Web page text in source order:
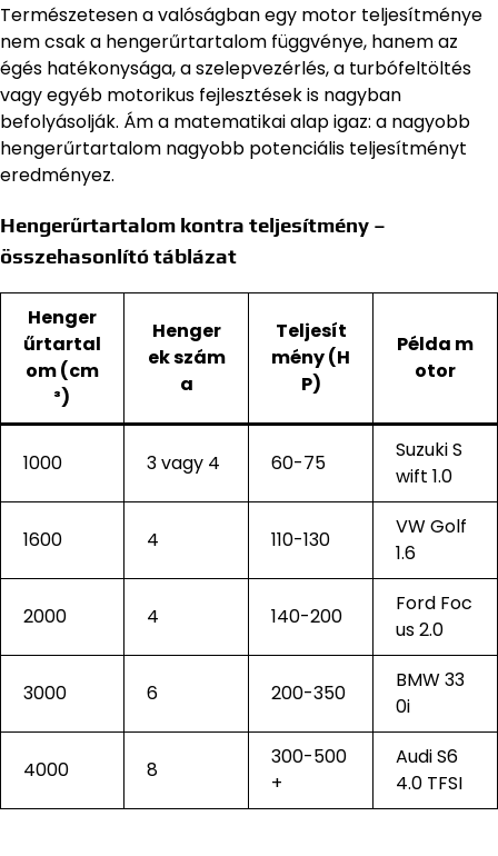
Természetesen a valóságban egy motor teljesítménye
nem csak a hengerűrtartalom függvénye, hanem az
égés hatékonysága, a szelepvezérlés, a turbófeltöltés
vagy egyéb motorikus fejlesztések is nagyban
befolyásolják. Ám a matematikai alap igaz: a nagyobb
hengerűrtartalom nagyobb potenciális teljesítményt
eredményez.
Hengerűrtartalom kontra teljesítmény –
összehasonlító táblázat
Henger
űrtartal
om (cm
³)
Henger
ek szám
a
Teljesít
mény (H
P)
Példa m
otor
1000 3 vagy 4 60-75
Suzuki S
wift 1.0
1600 4 110-130
VW Golf
1.6
2000 4 140-200
Ford Foc
us 2.0
3000 6 200-350
BMW 33
0i
4000 8
300-500
+
Audi S6
4.0 TFSI